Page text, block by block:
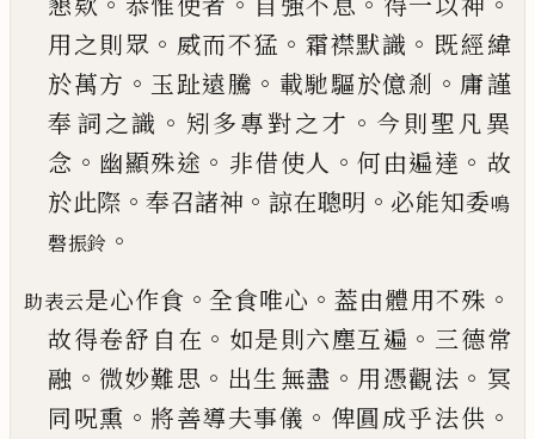
用之則眾 。 威而不猛 。 霜襟默識 。 既經緯
於萬方 。 玉趾遠騰 。 載馳驅於億剎 。 庸謹
奉 詞之識 。 矧多專對之才 。 今則聖凡異
念 。 幽顯殊途 。 非借使人 。 何由遍達 。 故
於此際 。 奉召諸神 。 諒在聰明 。 必能知委鳴
磬振鈴 。
助表云是心作食 。 全食唯心 。 葢由體用不殊 。
故得卷舒 自在 。 如是則六塵互遍 。 三德常
融 。 微妙難思 。 出生 無盡 。 用憑觀法 。 冥
同呪熏 。 將善導夫事儀 。 俾圓成乎法供 。